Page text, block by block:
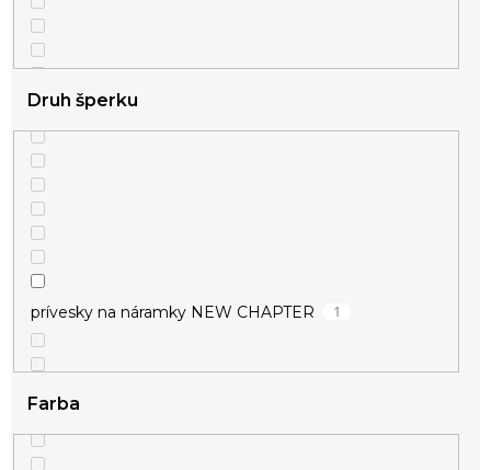
Druh šperku
prívesky na náramky NEW CHAPTER 1
Farba